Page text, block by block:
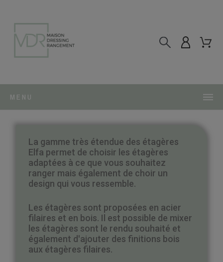
MENU
La gamme très étendue des étagères
Elfa permet de choisir les étagères
adaptées à ce que vous souhaitez
ranger mais également de choir un
design qui vous ressemble.
Les étagères sont proposées en acier
filaires et en bois. Il est possible de mixer
les étagères sont le rendu souhaité et
également d'ajouter des finitions bois
aux étagères filaires.